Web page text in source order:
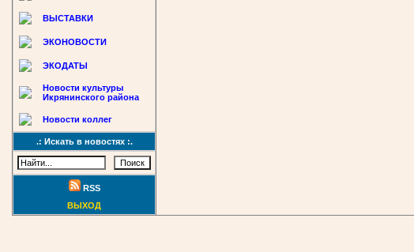
ВЫСТАВКИ
ЭКОНОВОСТИ
ЭКОДАТЫ
Новости культуры
Икрянинского района
Новости коллег
.: Искать в новостях :.
RSS
ВЫХОД